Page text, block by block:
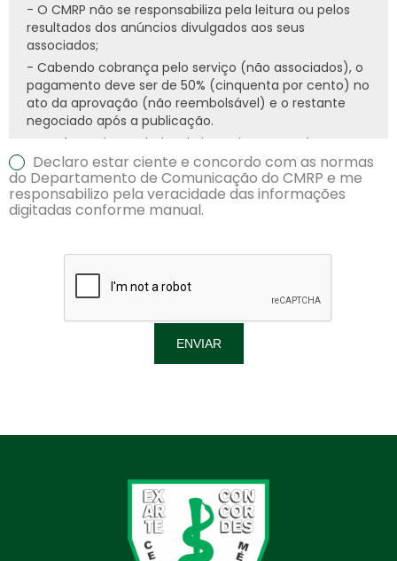
- O CMRP não se responsabiliza pela leitura ou pelos
resultados dos anúncios divulgados aos seus
associados;
- Cabendo cobrança pelo serviço (não associados), o
pagamento deve ser de 50% (cinquenta por cento) no
ato da aprovação (não reembolsável) e o restante
negociado após a publicação.
- Não haverá reembolso de investimento após a
publicação do anúncio em hipótese alguma.
Declaro estar ciente e concordo com as normas
do Departamento de Comunicação do CMRP e me
responsabilizo pela veracidade das informações
digitadas conforme manual.
ENVIAR